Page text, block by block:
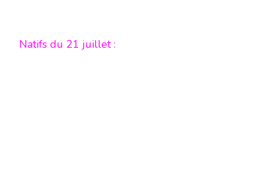
Natifs du 21 juillet :